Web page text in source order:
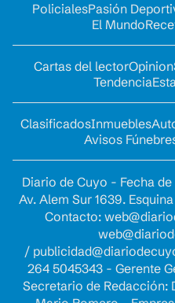
PolicialesPasión
El Mundo
Cartas del lectorOpinion
Tendencia
ClasificadosInmuebles
Avisos
Diario de Cuyo - Fecha
Av. Alem Sur 1639.
Contacto:
/
264 5045343 - Gerente
Secretario de Redacción: